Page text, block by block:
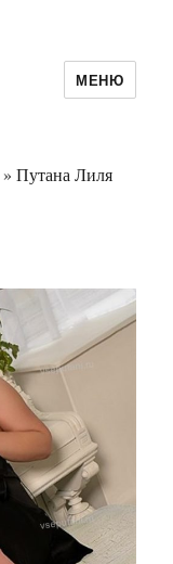
МЕНЮ
» Путана Лиля